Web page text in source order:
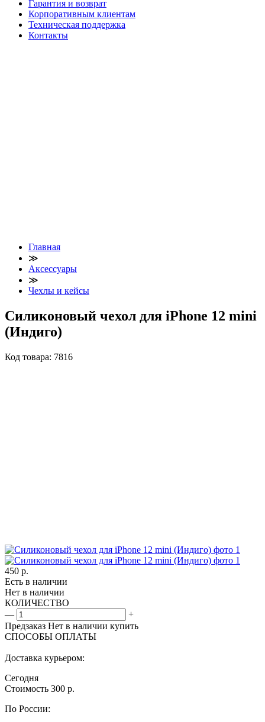
Гарантия и возврат
Корпоративным клиентам
Техническая поддержка
Контакты
Главная
≫
Аксессуары
≫
Чехлы и кейсы
Силиконовый чехол для iPhone 12 mini
(Индиго)
Код товара: 7816
450 р.
Есть в наличии
Нет в наличии
КОЛИЧЕСТВО
—
+
Предзаказ Нет в наличии купить
СПОСОБЫ ОПЛАТЫ
Доставка курьером:
Сегодня
Стоимость 300 р.
По России: